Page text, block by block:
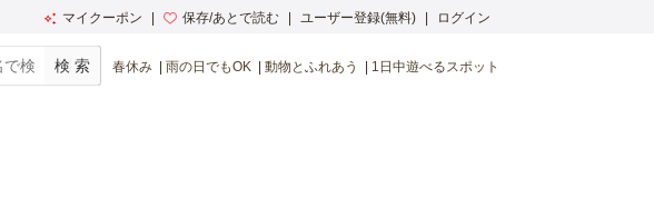
マイクーポン 保存/あとで読む ユーザー登録(無料) ログイン
春休み 雨の日でもOK 動物とふれあう 1日中遊べるスポット